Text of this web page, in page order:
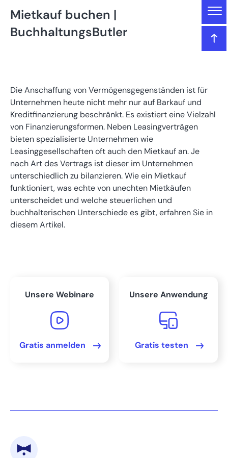
Gliederung
Mietkauf buchen | BuchhaltungsButler
Wichtiges Detail: Echter oder unechter Mietkauf?
Wer beim Mietkauf bilanziert
Vor- und Nachteile des Mietkaufs
Echten Mietkauf buchen – die Buchungsvorgänge
zu beschleunigen?
Mietkauf buchen |
BuchhaltungsButler
Die Anschaffung von Vermögensgegenständen ist für
Unternehmen heute nicht mehr nur auf Barkauf und
Kreditfinanzierung beschränkt. Es existiert eine Vielzahl
von Finanzierungsformen. Neben Leasingverträgen
bieten spezialisierte Unternehmen wie
Leasinggesellschaften oft auch den Mietkauf an. Je
nach Art des Vertrags ist dieser im Unternehmen
unterschiedlich zu bilanzieren. Wie ein Mietkauf
funktioniert, was echte von unechten Mietkäufen
unterscheidet und welche steuerlichen und
buchhalterischen Unterschiede es gibt, erfahren Sie in
diesem Artikel.
Unsere Webinare
Gratis anmelden
Unsere Anwendung
Gratis testen